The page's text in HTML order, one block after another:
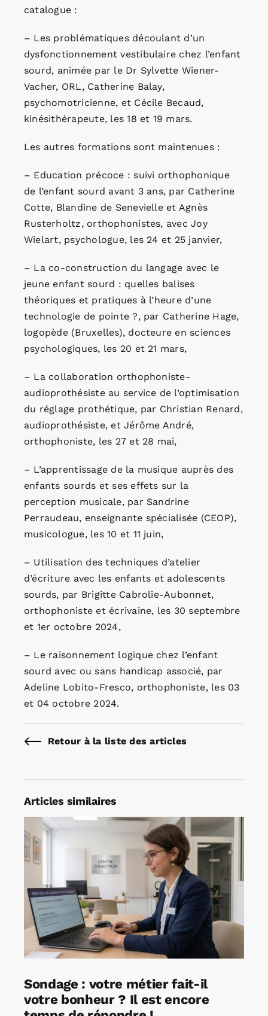
catalogue :
– Les problématiques découlant d’un
dysfonctionnement vestibulaire chez l’enfant
sourd, animée par le Dr Sylvette Wiener-
Vacher, ORL, Catherine Balay,
psychomotricienne, et Cécile Becaud,
kinésithérapeute, les 18 et 19 mars.
Les autres formations sont maintenues :
– Education précoce : suivi orthophonique
de l’enfant sourd avant 3 ans, par Catherine
Cotte, Blandine de Senevielle et Agnès
Rusterholtz, orthophonistes, avec Joy
Wielart, psychologue, les 24 et 25 janvier,
– La co-construction du langage avec le
jeune enfant sourd : quelles balises
théoriques et pratiques à l’heure d’une
technologie de pointe ?, par Catherine Hage,
logopède (Bruxelles), docteure en sciences
psychologiques, les 20 et 21 mars,
– La collaboration orthophoniste-
audioprothésiste au service de l’optimisation
du réglage prothétique, par Christian Renard,
audioprothésiste, et Jérôme André,
orthophoniste, les 27 et 28 mai,
– L’apprentissage de la musique auprès des
enfants sourds et ses effets sur la
perception musicale, par Sandrine
Perraudeau, enseignante spécialisée (CEOP),
musicologue, les 10 et 11 juin,
– Utilisation des techniques d’atelier
d’écriture avec les enfants et adolescents
sourds, par Brigitte Cabrolie-Aubonnet,
orthophoniste et écrivaine, les 30 septembre
et 1er octobre 2024,
– Le raisonnement logique chez l’enfant
sourd avec ou sans handicap associé, par
Adeline Lobito-Fresco, orthophoniste, les 03
et 04 octobre 2024.
Retour à la liste des articles
Articles similaires
Sondage : votre métier fait-il
votre bonheur ? Il est encore